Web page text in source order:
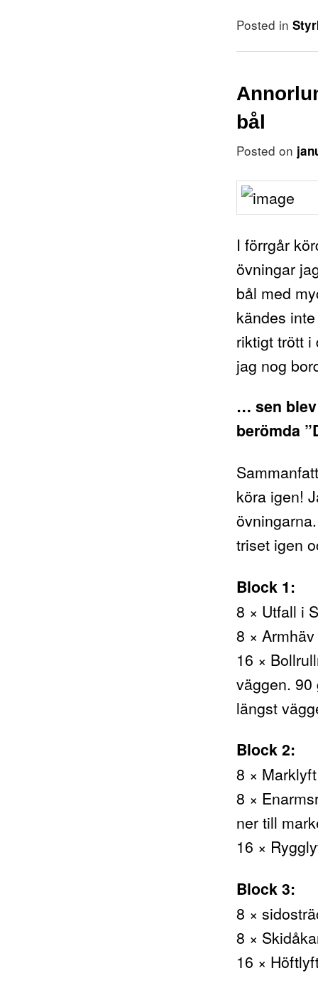
Posted in
bål
Posted on
I förrgår
övningar
bål med
kändes
riktigt trött i
jag nog
… sen
berömda
köra igen!
triset igen
Block 1:
8 × Utfall i
8 ×
16 ×
väggen.
längst
Block 2:
8 × Marklyft
8 ×
ner till
16 ×
Block 3:
8 ×
8 ×
16 ×